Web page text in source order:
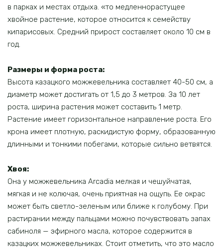
в парках и местах отдыха. «то медленнорастущее
хвойное растение, которое относится к семейству
кипарисовых. Средний прирост составляет около 10 см в
год.
Размеры и форма роста:
Высота казацкого можжевельника составляет 40-50 см, а
диаметр может достигать от 1,5 до 3 метров. За 10 лет
роста, ширина растения может составить 1 метр.
Растение имеет горизонтальное направление роста. Его
крона имеет плотную, раскидистую форму, образованную
длинными и тонкими побегами, которые сильно ветвятся.
Хвоя:
Она у можжевельника Arcadia мелкая и чешуйчатая,
мягкая и не колючая, очень приятная на ощупь. Ее окрас
может быть светло-зеленым или ближе к голубому. При
растирании между пальцами можно почувствовать запах
сабиноля — эфирного масла, которое содержится в
казацких можжевельниках. Стоит отметить, что это масло